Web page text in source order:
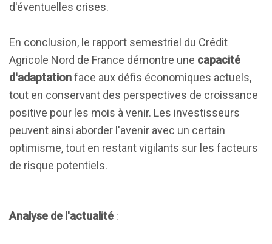
d'éventuelles crises.
En conclusion, le rapport semestriel du Crédit
Agricole Nord de France démontre une capacité
d'adaptationface aux défis économiques actuels,
tout en conservant des perspectives de croissance
positive pour les mois à venir. Les investisseurs
peuvent ainsi aborder l'avenir avec un certain
optimisme, tout en restant vigilants sur les facteurs
de risque potentiels.
Analyse de l'actualité :